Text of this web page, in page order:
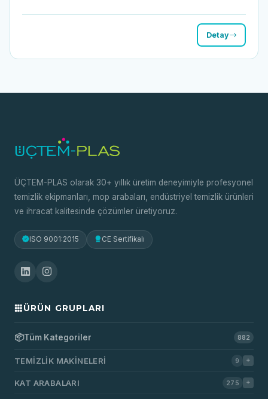
Detay
ÜÇTEM-PLAS olarak 30+ yıllık üretim deneyimiyle profesyonel
temizlik ekipmanları, mop arabaları, endüstriyel temizlik ürünleri
ve ihracat kalitesinde çözümler üretiyoruz.
ISO 9001:2015 CE Sertifikalı
ÜRÜN GRUPLARI
📦Tüm Kategoriler 882
TEMIZLIK MAKINELERI 9
KAT ARABALARI 275